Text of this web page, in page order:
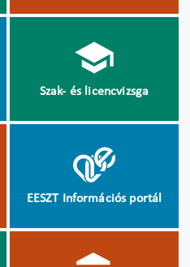
Szak- és licencvizsga
EESZT Információs portál